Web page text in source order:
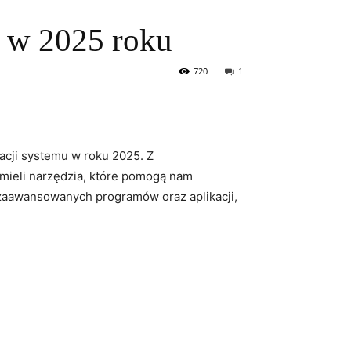
w 2025 roku
1
720
systemu w roku 2025. Z
narzędzia, które pomogą nam
programów oraz aplikacji,